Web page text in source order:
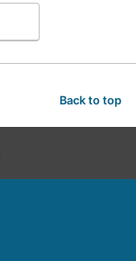
Back to top